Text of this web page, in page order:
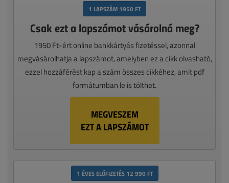
1 LAPSZÁM 1950 FT
Csak ezt a lapszámot vásárolná meg?
1950 Ft-ért online bankkártyás fizetéssel, azonnal
megvásárolhatja a lapszámot, amelyben ez a cikk olvasható,
ezzel hozzáférést kap a szám összes cikkéhez, amit pdf
formátumban le is tölthet.
MEGVESZEM
EZT A LAPSZÁMOT
1 ÉVES ELŐFIZETÉS 12 990 FT